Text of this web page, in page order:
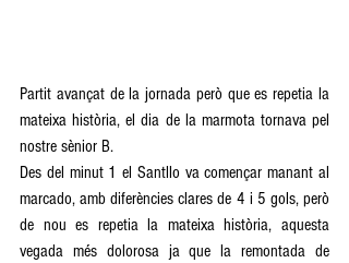
Partit avançat de la jornada però que es repetia la
mateixa història, el dia de la marmota tornava pel
nostre sènior B.
Des del minut 1 el Santllo va començar manant al
marcado, amb diferències clares de 4 i 5 gols, però
de nou es repetia la mateixa història, aquesta
vegada més dolorosa ja que la remontada de